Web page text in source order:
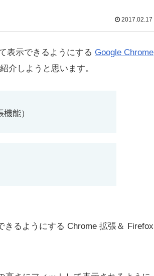
2017.02.17
表示できるようにする Google Chrome
介しようと思います。
能）
きるようにする Chrome 拡張＆ Firefox